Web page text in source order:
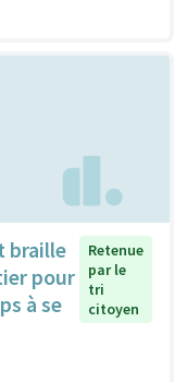
braille
pour
à se
Retenue
par le
tri
citoyen